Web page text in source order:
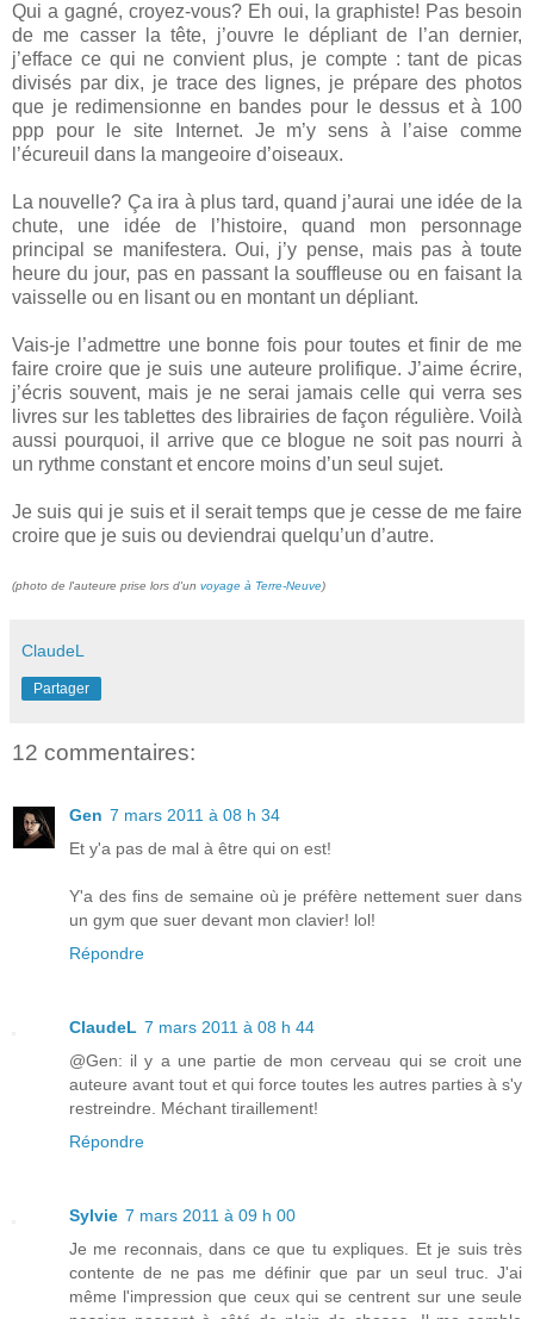
Qui a gagné, croyez-vous? Eh oui, la graphiste! Pas besoin
de me casser la tête, j’ouvre le dépliant de l’an dernier,
j’efface ce qui ne convient plus, je compte : tant de picas
divisés par dix, je trace des lignes, je prépare des photos
que je redimensionne en bandes pour le dessus et à 100
ppp pour le site Internet. Je m’y sens à l’aise comme
l’écureuil dans la mangeoire d’oiseaux.
La nouvelle? Ça ira à plus tard, quand j’aurai une idée de la
chute, une idée de l’histoire, quand mon personnage
principal se manifestera. Oui, j’y pense, mais pas à toute
heure du jour, pas en passant la souffleuse ou en faisant la
vaisselle ou en lisant ou en montant un dépliant.
Vais-je l’admettre une bonne fois pour toutes et finir de me
faire croire que je suis une auteure prolifique. J’aime écrire,
j’écris souvent, mais je ne serai jamais celle qui verra ses
livres sur les tablettes des librairies de façon régulière. Voilà
aussi pourquoi, il arrive que ce blogue ne soit pas nourri à
un rythme constant et encore moins d’un seul sujet.
Je suis qui je suis et il serait temps que je cesse de me faire
croire que je suis ou deviendrai quelqu’un d’autre.
(photo de l'auteure prise lors d'un voyage à Terre-Neuve)
ClaudeL
Partager
12 commentaires:
Gen 7 mars 2011 à 08 h 34
Et y'a pas de mal à être qui on est!
Y'a des fins de semaine où je préfère nettement suer dans
un gym que suer devant mon clavier! lol!
Répondre
ClaudeL 7 mars 2011 à 08 h 44
@Gen: il y a une partie de mon cerveau qui se croit une
auteure avant tout et qui force toutes les autres parties à s'y
restreindre. Méchant tiraillement!
Répondre
Sylvie 7 mars 2011 à 09 h 00
Je me reconnais, dans ce que tu expliques. Et je suis très
contente de ne pas me définir que par un seul truc. J'ai
même l'impression que ceux qui se centrent sur une seule